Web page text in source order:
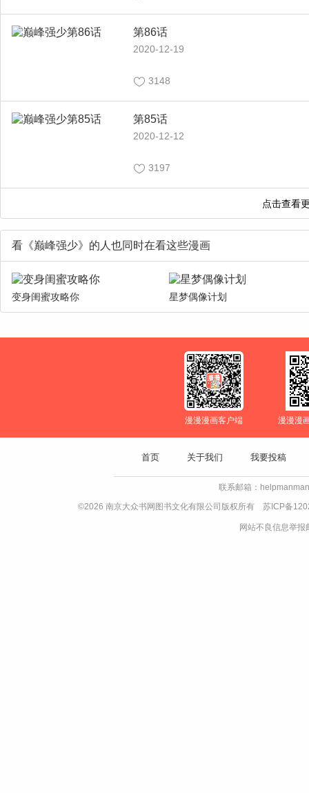
第86话
2020-12-19
3148
第85话
2020-12-12
3197
看《巅峰强少》的人也同时在看这些漫画
变身闺蜜攻略你 星梦偶像计划
漫漫漫画客户端 漫漫漫
首页 关于我们 我要投稿
联系邮箱：
©2026 南京大众书网图书文化有限公司版权所有 苏ICP备
网站不良信息举